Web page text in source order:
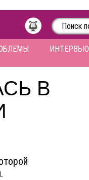
ИНТЕРВЬЮ
В